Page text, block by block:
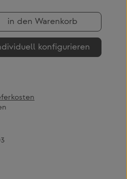
den gewünschten
in den Warenkorb
konfigurieren